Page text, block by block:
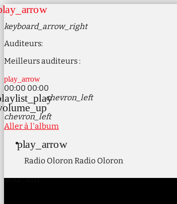
keyboard_arrow_right
Auditeurs:
Meilleurs auditeurs :
play_arrow
00:00 00:00
chevron_left
chevron_left
Aller à l'album
play_arrow
Radio OloronRadio Oloron